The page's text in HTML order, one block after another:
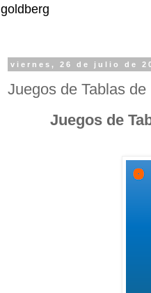
goldberg
viernes, 26 de julio de
Juegos de Tablas
Juegos de